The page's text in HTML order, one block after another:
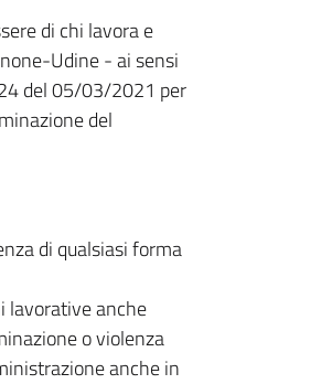
di chi lavora e
Udine - ai sensi
del 05/03/2021 per
del
di qualsiasi forma
lavorative anche
o violenza
anche in